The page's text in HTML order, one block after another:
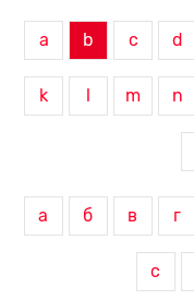
a b c d
k m n
а б в г
с